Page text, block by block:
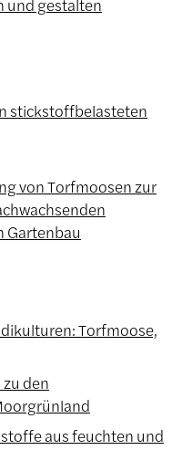
und gestalten
stickstoffbelasteten
von Torfmoosen zur
Gartenbau
Torfmoose,
den
aus feuchten und